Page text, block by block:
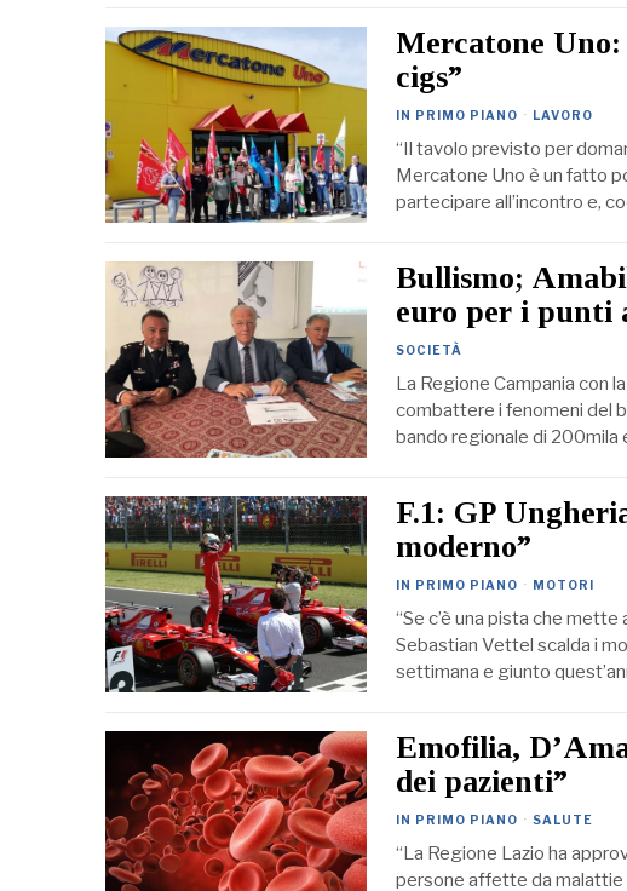
Mercatone
cigs”
IN PRIMO PIANO · LAVORO
“Il tavolo previsto per
Mercatone Uno è un fatto
partecipare all’incontro e,
Bullismo;
euro per i punti
SOCIETÀ
La Regione Campania con
combattere i fenomeni del
bando regionale di 200mila
F.1: GP
moderno”
IN PRIMO PIANO · MOTORI
“Se c’è una pista che
Sebastian Vettel scalda i
settimana e giunto
Emofilia,
dei pazienti”
IN PRIMO PIANO · SALUTE
“La Regione Lazio ha
persone affette da malattie